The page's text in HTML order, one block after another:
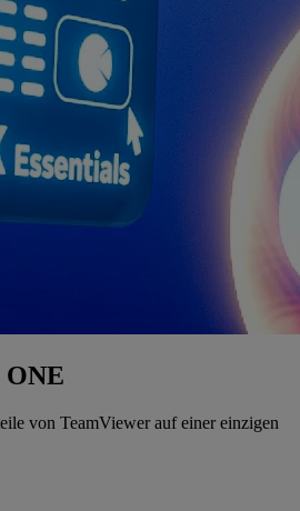
ONE
von TeamViewer auf einer einzigen